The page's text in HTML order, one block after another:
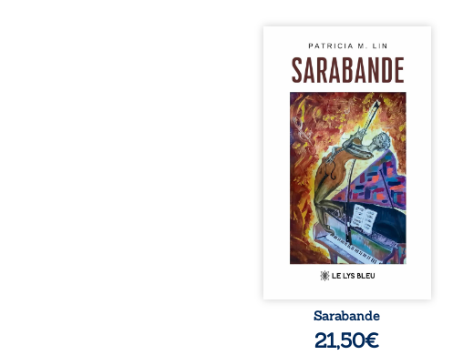
Aux chants crépitants de l’été,
Sous le silence ouaté de la
neige en hiver, Au cours de
nuits pâles, Dans la clarté
bienveillante de la lune, Rêves,
pensées, révoltes et espoirs…
Des mots s’assemblent, colorés,
rebelles aux règles de la
poésie, mais chantant en
rythme. Ils forment une
sarabande, passionnée souvent,
Sarabande
21,50€